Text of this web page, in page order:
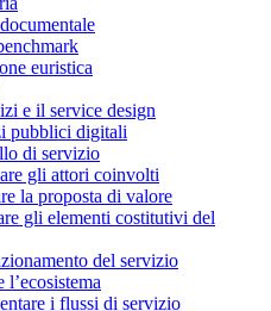
euristica
e il service design
pubblici digitali
di servizio
gli attori coinvolti
la proposta di valore
gli elementi costitutivi del
del servizio
l’ecosistema
i flussi di servizio